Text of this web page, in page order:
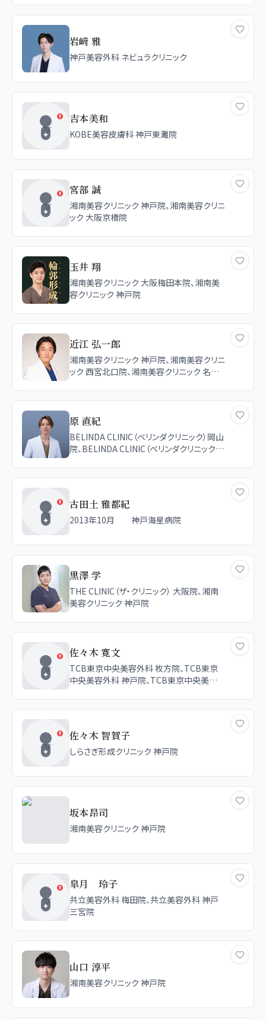
岩﨑 雅
神戸美容外科 ネビュラクリニック
吉本美和
KOBE美容皮膚科 神戸東灘院
宮部 誠
湘南美容クリニック 神戸院、湘南美容クリニ
ック 大阪京橋院
玉井 翔
湘南美容クリニック 大阪梅田本院、湘南美
容クリニック 神戸院
近江 弘一郎
湘南美容クリニック 神戸院、湘南美容クリニ
ック 西宮北口院、湘南美容クリニック 名古
原 直紀
BELINDA CLINIC（ベリンダクリニック）岡山
院、BELINDA CLINIC（ベリンダクリニック）
古田土 雅都紀
2013年10月 神戸海星病院
黒澤 学
THE CLINIC（ザ・クリニック） 大阪院、湘南
美容クリニック 神戸院
佐々木 寛文
TCB東京中央美容外科 枚方院、TCB東京
中央美容外科 神戸院、TCB東京中央美容
佐々木 智賀子
しらさぎ形成クリニック 神戸院
坂本昂司
湘南美容クリニック 神戸院
皐月 玲子
共立美容外科 梅田院、共立美容外科 神戸
三宮院
山口 淳平
湘南美容クリニック 神戸院